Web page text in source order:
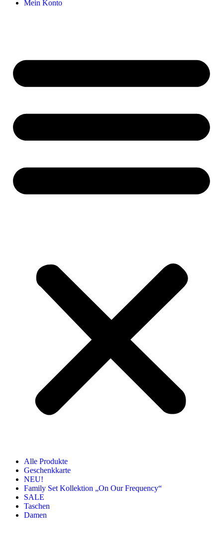
Mein Konto
Alle Produkte
Geschenkkarte
NEU!
Family Set Kollektion „On Our Frequency“
SALE
Taschen
Damen